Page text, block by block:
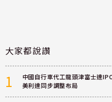
大家都說讚
1
中國自行車代工龍頭津富士達
美利達同步調整布局